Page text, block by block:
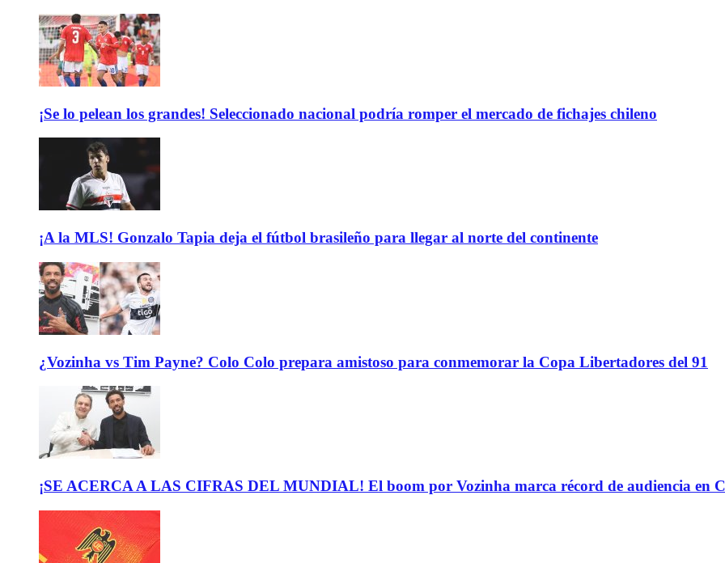
¡Se lo pelean los grandes! Seleccionado nacional podría romper el mercado de fichajes chileno
¡A la MLS! Gonzalo Tapia deja el fútbol brasileño para llegar al norte del continente
¿Vozinha vs Tim Payne? Colo Colo prepara amistoso para conmemorar la Copa Libertadores del 91
¡SE ACERCA A LAS CIFRAS DEL MUNDIAL! El boom por Vozinha marca récord de audiencia en